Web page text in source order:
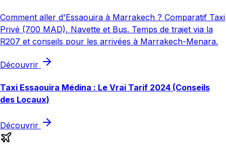
Comment aller d'Essaouira à Marrakech ? Comparatif Taxi
Privé (700 MAD), Navette et Bus. Temps de trajet via la
R207 et conseils pour les arrivées à Marrakech-Menara.
Découvrir
Taxi Essaouira Médina : Le Vrai Tarif 2024 (Conseils
des Locaux)
Découvrir